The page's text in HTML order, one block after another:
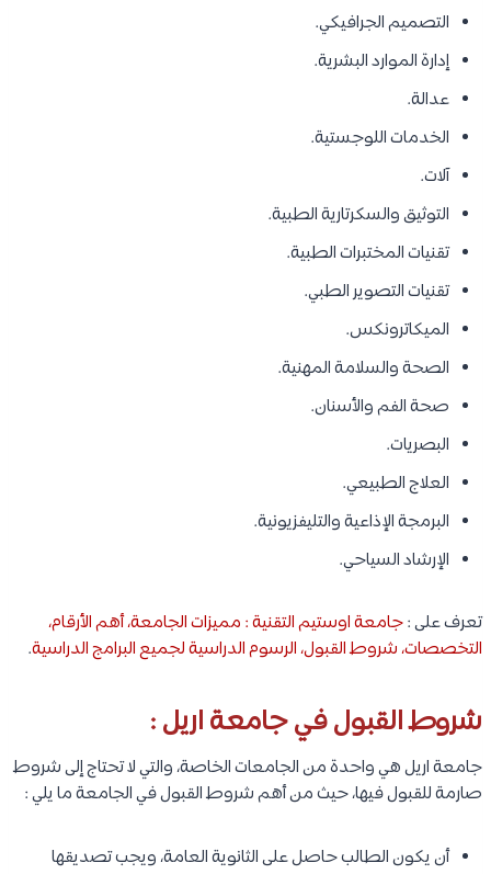
التصميم الجرافيكي.
إدارة الموارد البشرية.
عدالة.
الخدمات اللوجستية.
آلات.
التوثيق والسكرتارية الطبية.
تقنيات المختبرات الطبية.
تقنيات التصوير الطبي.
الميكاترونكس.
الصحة والسلامة المهنية.
صحة الفم والأسنان.
البصريات.
العلاج الطبيعي.
البرمجة الإذاعية والتليفزيونية.
الإرشاد السياحي.
تعرف على :جامعة اوستيم التقنية : مميزات الجامعة، أهم الأرقام،
التخصصات، شروط القبول، الرسوم الدراسية لجميع البرامج الدراسية.
شروط القبول في جامعة اريل :
جامعة اريل هي واحدة من الجامعات الخاصة، والتي لا تحتاج إلى شروط
صارمة للقبول فيها، حيث من أهم شروط القبول في الجامعة ما يلي :
أن يكون الطالب حاصل على الثانوية العامة، ويجب تصديقها